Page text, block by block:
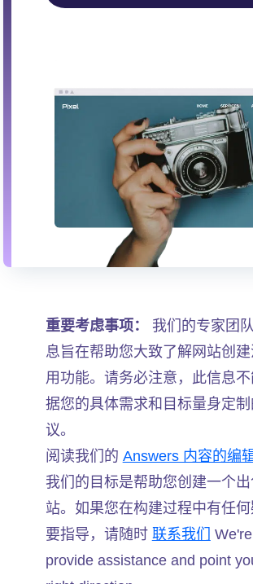
重要考虑事项：
我们的专家团
息旨在帮助您大致了解网站创建
用功能。请务必注意，此信息
据您的具体需求和目标量身定
议。
阅读我们的 Answers 内容的编
我们的目标是帮助您创建一个出
站。如果您在构建过程中有任
要指导，请随时 联系我们
provide assistance and point